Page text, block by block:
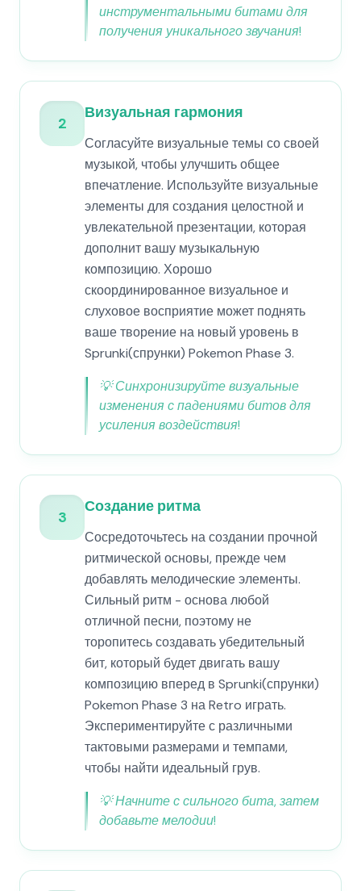
инструментальными битами для
получения уникального звучания!
2
Визуальная гармония
Согласуйте визуальные темы со своей
музыкой, чтобы улучшить общее
впечатление. Используйте визуальные
элементы для создания целостной и
увлекательной презентации, которая
дополнит вашу музыкальную
композицию. Хорошо
скоординированное визуальное и
слуховое восприятие может поднять
ваше творение на новый уровень в
Sprunki(спрунки) Pokemon Phase 3.
💡Синхронизируйте визуальные
изменения с падениями битов для
усиления воздействия!
3
Создание ритма
Сосредоточьтесь на создании прочной
ритмической основы, прежде чем
добавлять мелодические элементы.
Сильный ритм - основа любой
отличной песни, поэтому не
торопитесь создавать убедительный
бит, который будет двигать вашу
композицию вперед в Sprunki(спрунки)
Pokemon Phase 3 на Retro играть.
Экспериментируйте с различными
тактовыми размерами и темпами,
чтобы найти идеальный грув.
💡Начните с сильного бита, затем
добавьте мелодии!